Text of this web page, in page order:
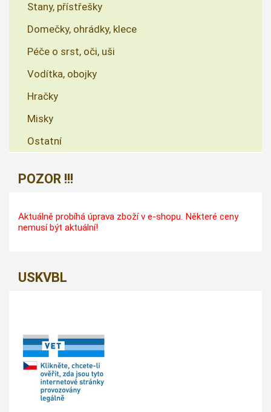
Stany, přístřešky
Domečky, ohrádky, klece
Péče o srst, oči, uši
Vodítka, obojky
Hračky
Misky
Ostatní
POZOR !!!
Aktuálně probíhá úprava zboží v e-shopu. Některé ceny
nemusí být aktuální!
USKVBL